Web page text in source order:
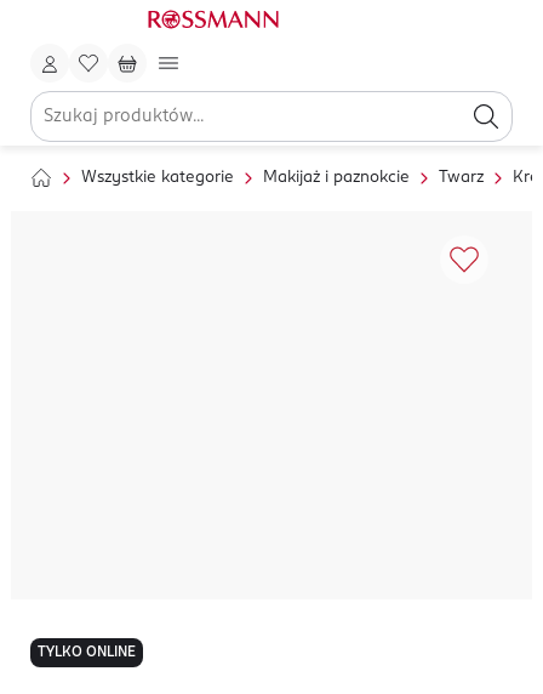
Wszystkie kategorie Makijaż i paznokcie Twarz
TYLKO ONLINE